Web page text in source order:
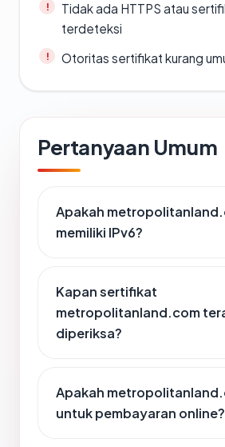
Tidak ada HTTPS atau
terdeteksi
Otoritas sertifikat kurang
Pertanyaan Umum
Apakah
memiliki IPv6?
Kapan sertifikat
metropolitanland.com
diperiksa?
Apakah
untuk pembayaran online?